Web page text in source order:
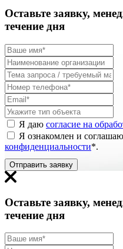
Оставьте заявку,
течение дня
Я даю согласие на
Я ознакомлен и
конфиденциальности*.
Отправить заявку
Оставьте заявку,
течение дня